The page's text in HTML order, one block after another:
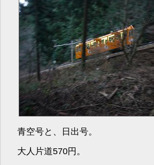
青空号と、日出号。
大人片道570円。